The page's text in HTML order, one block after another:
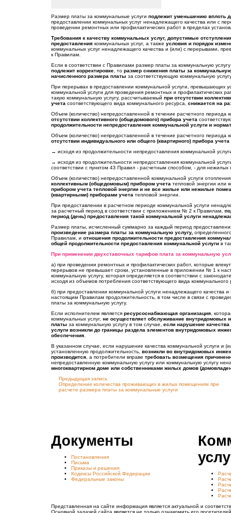
Размер платы за коммунальные услуги подлежит уменьшению вплоть
предоставлении коммунальных услуг ненадлежащего качества или с
проведении ремонтных или профилактических работ в пределах
Требования к качеству коммунальных услуг, допустимые
предоставления коммунальных услуг, а также условия и порядок
коммунальных услуг ненадлежащего качества и (или) с перерывами,
к Правилам.
Если в соответствии с Правилами размер платы за коммунальную услугу
подлежит корректировке , то размер снижения платы за
начисленного размера платы за соответствующую коммунальную
При перерывах в предоставлении коммунальной услуги, превышающих
коммунальной услуги для проведения ремонтных и профилактических
такую коммунальную услугу, рассчитываемый при отсутствии
учета соответствующего вида коммунального ресурса, снижается на
Объем (количество) непредоставленной в течение расчетного периода
отсутствии коллективного (общедомового) прибора учета
продолжительности непредоставления коммунальной услуги и
Объем (количество) непредоставленной в течение расчетного периода
отсутствии индивидуального или общего (квартирного) прибора учета
→ исходя из продолжительности непредоставления коммунальной
→ исходя из продолжительности непредоставления коммунальной
соответствии с пунктом 43 Правил - расчетным способом, - для нежилых
Объем (количество) непредоставленной коммунальной услуги
коллективным (общедомовым) прибором учета тепловой энергии или
прибором учета тепловой энергии и не все жилые или нежилые
(квартирными) приборами учета тепловой энергии.
При предоставлении в расчетном периоде коммунальной услуги
за расчетный период в соответствии с приложением № 2 к Правилам,
период (день) предоставления такой коммунальной услуги
Размер платы, исчисленный суммарно за каждый период
произведение размера платы за коммунальную услугу,
Правилам, и отношения продолжительности предоставления
общей продолжительности предоставления коммунальной услуги в
При применении двухставочных тарифов плата за коммунальную
а) при проведении ремонтных и профилактических работ, которые
перерывов не превышает сроки, установленные в приложении № 1 к
коммунальную услугу, которая определяется в соответствии с
исходя из объемов потребления соответствующего вида коммунального
б) при предоставлении коммунальной услуги ненадлежащего
настоящим Правилам продолжительность, в том числе в связи с
платы за коммунальную услугу.
Если исполнителем является ресурсоснабжающая организация ,
коммунальных услуг, не осуществляет обслуживание внутридомовых
платы за коммунальную услугу в том случае, если нарушение
услуги возникли до границы раздела элементов внутридомовых
обеспечения
В указанном случае, если нарушение качества коммунальной услуги и
установленную продолжительность, возникли во внутридомовых
производится , а потребители вправе требовать возмещения
непредоставленную коммунальную услугу или коммунальную услугу
многоквартирном доме или собственниками жилых домов
Предыдущая запись
Определение количества проживающих в жилых помещениях при
расчете размера платы за коммунальные услуги
Документы
Постановления
Письма
Приказы и решения
Кодексы Российской Федерации
Федеральные законы
Представленная на сайте информация является актуальной и
Основной задачей сайта является не только ознакомить его